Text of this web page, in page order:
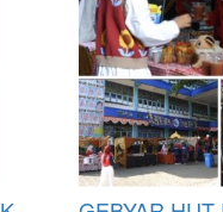
GEBYAR
Lomba
Tanggal 06 Sep